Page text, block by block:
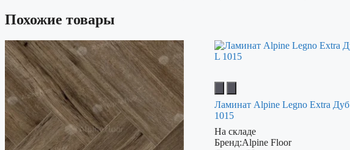
Похожие товары
Ламинат Alpine Legno Extra
1015
На складе
Бренд:Alpine Floor